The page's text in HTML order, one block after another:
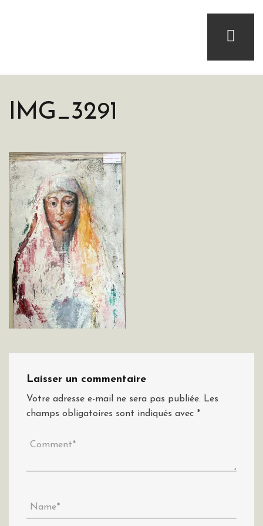
IMG_3291
Laisser un commentaire
Votre adresse e-mail ne sera pas publiée. Les
champs obligatoires sont indiqués avec *